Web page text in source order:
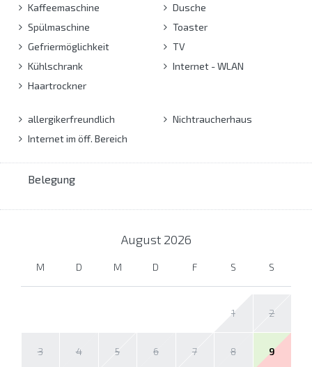
Kaffeemaschine
Spülmaschine
Gefriermöglichkeit
Kühlschrank
Haartrockner
Dusche
Toaster
TV
Internet - WLAN
allergikerfreundlich
Internet im öff. Bereich
Nichtraucherhaus
Belegung
August 2026
M D M D F S S
1 2
3 4 5 6 7 8 9